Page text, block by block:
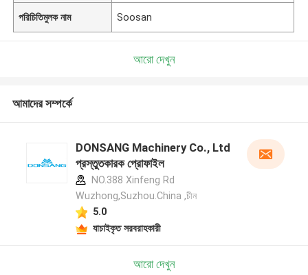
পরিচিতিমুলক নাম Soosan
আরো দেখুন
আমাদের সম্পর্কে
DONSANG Machinery Co., Ltd
প্রস্তুতকারক প্রোফাইল
NO.388 Xinfeng Rd
Wuzhong,Suzhou.China ,চীন
5.0
যাচাইকৃত সরবরাহকারী
আরো দেখুন